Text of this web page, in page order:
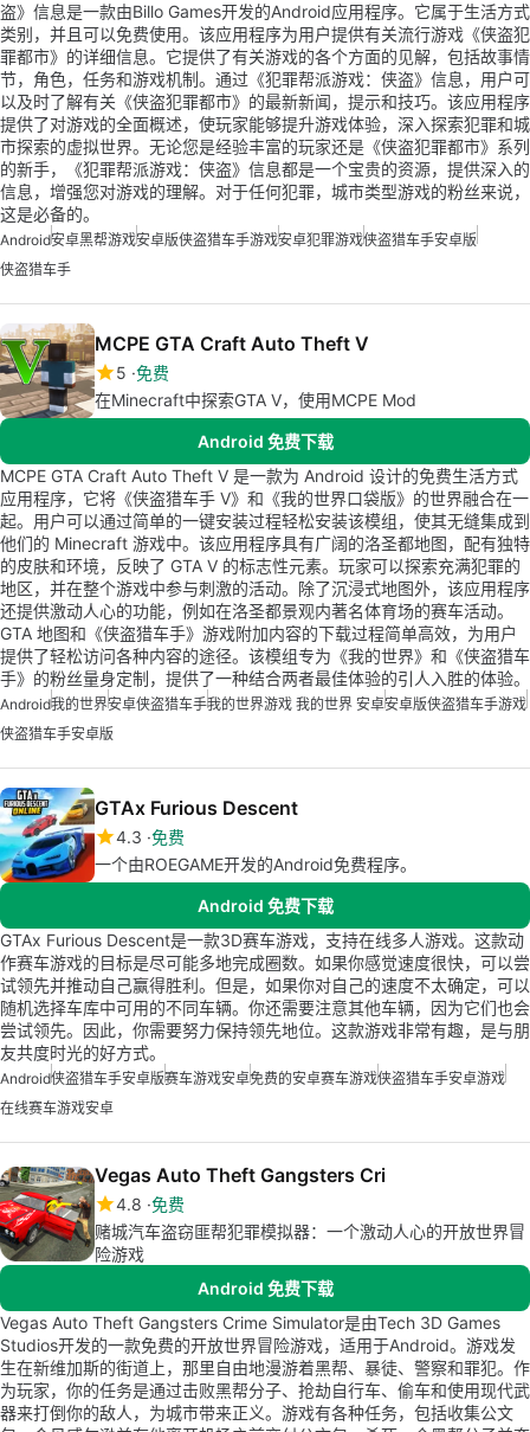
盗》信息是一款由Billo Games开发的Android应用程序。它属于生活方式
类别，并且可以免费使用。该应用程序为用户提供有关流行游戏《侠盗犯
罪都市》的详细信息。它提供了有关游戏的各个方面的见解，包括故事情
节，角色，任务和游戏机制。通过《犯罪帮派游戏：侠盗》信息，用户可
以及时了解有关《侠盗犯罪都市》的最新新闻，提示和技巧。该应用程序
提供了对游戏的全面概述，使玩家能够提升游戏体验，深入探索犯罪和城
市探索的虚拟世界。无论您是经验丰富的玩家还是《侠盗犯罪都市》系列
的新手，《犯罪帮派游戏：侠盗》信息都是一个宝贵的资源，提供深入的
信息，增强您对游戏的理解。对于任何犯罪，城市类型游戏的粉丝来说，
这是必备的。
Android安卓黑帮游戏安卓版侠盗猎车手游戏安卓犯罪游戏侠盗猎车手安卓版
侠盗猎车手
MCPE GTA Craft Auto Theft V
5 免费
在Minecraft中探索GTA V，使用MCPE Mod
Android 免费下载
MCPE GTA Craft Auto Theft V 是一款为 Android 设计的免费生活方式
应用程序，它将《侠盗猎车手 V》和《我的世界口袋版》的世界融合在一
起。用户可以通过简单的一键安装过程轻松安装该模组，使其无缝集成到
他们的 Minecraft 游戏中。该应用程序具有广阔的洛圣都地图，配有独特
的皮肤和环境，反映了 GTA V 的标志性元素。玩家可以探索充满犯罪的
地区，并在整个游戏中参与刺激的活动。除了沉浸式地图外，该应用程序
还提供激动人心的功能，例如在洛圣都景观内著名体育场的赛车活动。
GTA 地图和《侠盗猎车手》游戏附加内容的下载过程简单高效，为用户
提供了轻松访问各种内容的途径。该模组专为《我的世界》和《侠盗猎车
手》的粉丝量身定制，提供了一种结合两者最佳体验的引人入胜的体验。
Android我的世界安卓侠盗猎车手我的世界游戏 我的世界 安卓安卓版侠盗猎车手游戏
侠盗猎车手安卓版
GTAx Furious Descent
4.3 免费
一个由ROEGAME开发的Android免费程序。
Android 免费下载
GTAx Furious Descent是一款3D赛车游戏，支持在线多人游戏。这款动
作赛车游戏的目标是尽可能多地完成圈数。如果你感觉速度很快，可以尝
试领先并推动自己赢得胜利。但是，如果你对自己的速度不太确定，可以
随机选择车库中可用的不同车辆。你还需要注意其他车辆，因为它们也会
尝试领先。因此，你需要努力保持领先地位。这款游戏非常有趣，是与朋
友共度时光的好方式。
Android侠盗猎车手安卓版赛车游戏安卓免费的安卓赛车游戏侠盗猎车手安卓游戏
在线赛车游戏安卓
Vegas Auto Theft Gangsters Cri
4.8 免费
赌城汽车盗窃匪帮犯罪模拟器：一个激动人心的开放世界冒
险游戏
Android 免费下载
Vegas Auto Theft Gangsters Crime Simulator是由Tech 3D Games
Studios开发的一款免费的开放世界冒险游戏，适用于Android。游戏发
生在新维加斯的街道上，那里自由地漫游着黑帮、暴徒、警察和罪犯。作
为玩家，你的任务是通过击败黑帮分子、抢劫自行车、偷车和使用现代武
器来打倒你的敌人，为城市带来正义。游戏有各种任务，包括收集公文